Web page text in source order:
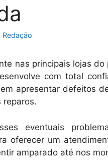
Redação
nas principais lojas
com total
apresentar defeitos
reparos.
eventuais
oferecer um
amparado até nos